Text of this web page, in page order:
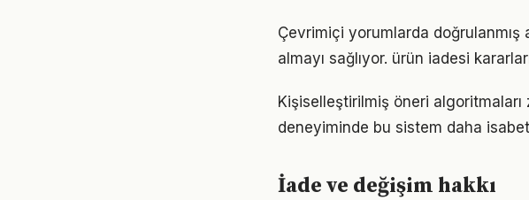
Çevrimiçi yorumlarda
almayı sağlıyor. ürün iadesi
Kişiselleştirilmiş öneri algoritmaları
deneyiminde bu sistem daha
İade ve değişim hakkı